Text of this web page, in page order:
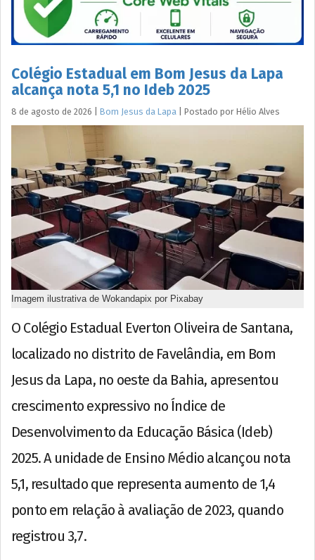
Colégio Estadual em Bom Jesus da Lapa
alcança nota 5,1 no Ideb 2025
8 de agosto de 2026 Bom Jesus da Lapa Postado por Hélio Alves
Imagem ilustrativa de Wokandapix por Pixabay
O Colégio Estadual Everton Oliveira de Santana,
localizado no distrito de Favelândia, em Bom
Jesus da Lapa, no oeste da Bahia, apresentou
crescimento expressivo no Índice de
Desenvolvimento da Educação Básica (Ideb)
2025. A unidade de Ensino Médio alcançou nota
5,1, resultado que representa aumento de 1,4
ponto em relação à avaliação de 2023, quando
registrou 3,7.